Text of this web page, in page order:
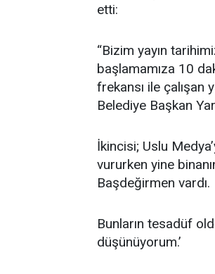
etti:
“Bizim yayın
başlamamıza 10
frekansı ile çalışan
Belediye Başkan
İkincisi; Uslu
vururken yine
Başdeğirmen vardı.
Bunların tesadüf
düşünüyorum.’